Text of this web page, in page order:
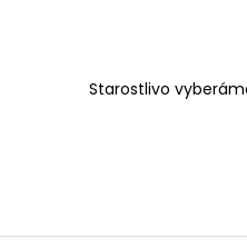
Starostlivo